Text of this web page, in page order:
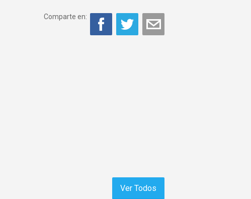
Comparte en:
Ver Todos